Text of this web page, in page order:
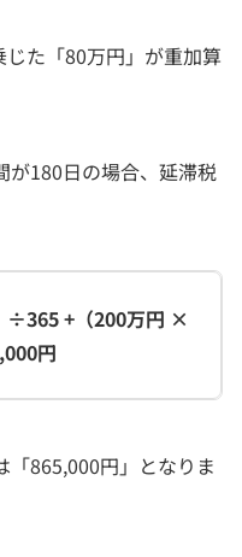
た「80万円」が重加算
が180日の場合、延滞税
÷365 +（200万円 ×
円
「865,000円」となりま